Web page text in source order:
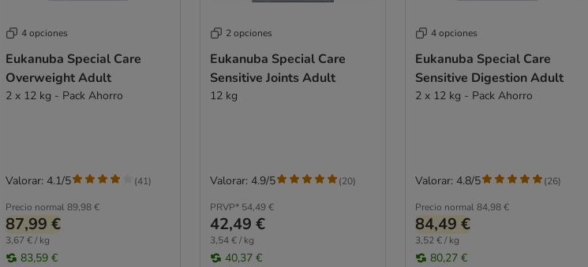
4 opciones
Eukanuba Special Care
Overweight Adult
2 x 12 kg - Pack Ahorro
Precio normal 89,98 €
87,99 €
3,67 € / kg
83,59 €
Valorar: 4.1/5 (41)
2 opciones
Eukanuba Special Care
Sensitive Joints Adult
12 kg
PRVP* 54,49 €
42,49 €
3,54 € / kg
40,37 €
Valorar: 4.9/5 (20)
4 opciones
Eukanuba Special Care
Sensitive Digestion Adult
2 x 12 kg - Pack Ahorro
Precio normal 84,98 €
84,49 €
3,52 € / kg
80,27 €
Valorar: 4.8/5 (26)